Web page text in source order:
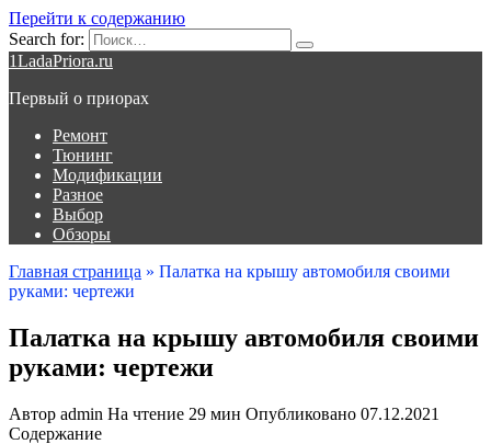
Перейти к содержанию
Search for:
1LadaPriora.ru
Первый о приорах
Ремонт
Тюнинг
Модификации
Разное
Выбор
Обзоры
Главная страница » Палатка на крышу автомобиля своими
руками: чертежи
Палатка на крышу автомобиля своими
руками: чертежи
Автор admin На чтение 29 мин Опубликовано 07.12.2021
Содержание